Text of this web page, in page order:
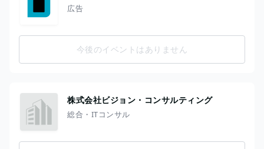
広告
今後のイベントはありません
株式会社ビジョン・コンサルティング
総合・ITコンサル